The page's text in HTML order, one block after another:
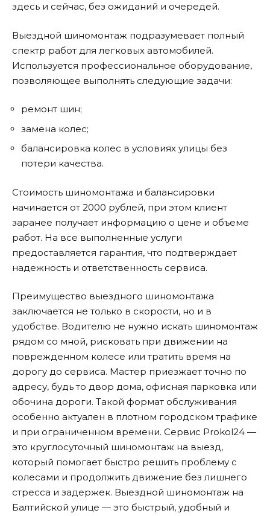
здесь и сейчас, без ожиданий и очередей.
Выездной шиномонтаж подразумевает полный
спектр работ для легковых автомобилей.
Используется профессиональное оборудование,
позволяющее выполнять следующие задачи:
ремонт шин;
замена колес;
балансировка колес в условиях улицы без
потери качества.
Стоимость шиномонтажа и балансировки
начинается от 2000 рублей, при этом клиент
заранее получает информацию о цене и объеме
работ. На все выполненные услуги
предоставляется гарантия, что подтверждает
надежность и ответственность сервиса.
Преимущество выездного шиномонтажа
заключается не только в скорости, но и в
удобстве. Водителю не нужно искать шиномонтаж
рядом со мной, рисковать при движении на
поврежденном колесе или тратить время на
дорогу до сервиса. Мастер приезжает точно по
адресу, будь то двор дома, офисная парковка или
обочина дороги. Такой формат обслуживания
особенно актуален в плотном городском трафике
и при ограниченном времени. Сервис Prokol24 —
это круглосуточный шиномонтаж на выезд,
который помогает быстро решить проблему с
колесами и продолжить движение без лишнего
стресса и задержек. Выездной шиномонтаж на
Балтийской улице — это быстрый, удобный и